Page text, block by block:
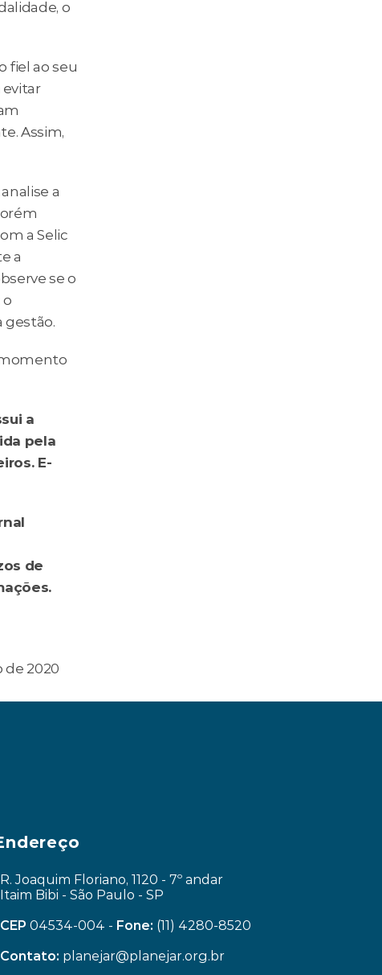
o
fiel ao seu
evitar
Assim,
a
a Selic
a
se o
o
gestão.
a
pela
E-
de
de 2020
R. Joaquim Floriano, 1120 - 7º andar
Itaim Bibi - São Paulo - SP
CEP 04534-004 - Fone: (11) 4280-8520
Contato: planejar@planejar.org.br